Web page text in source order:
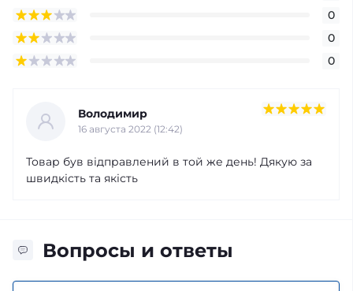
0
0
0
Володимир
16 августа 2022 (12:42)
Товар був відправлений в той же день! Дякую за
швидкість та якість
Вопросы и ответы